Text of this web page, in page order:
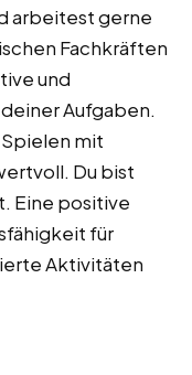
arbeitest gerne
Fachkräften
und
Aufgaben.
mit
Du bist
Eine positive
für
Aktivitäten